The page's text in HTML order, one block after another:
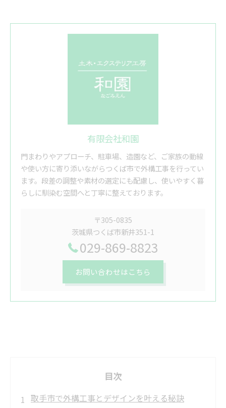
有限会社和園
門まわりやアプローチ、駐車場、造園など、ご家族の動線
や使い方に寄り添いながらつくば市で外構工事を行ってい
ます。段差の調整や素材の選定にも配慮し、使いやすく暮
らしに馴染む空間へと丁寧に整えております。
〒305-0835
茨城県つくば市新井351-1
029-869-8823
お問い合わせはこちら
目次
取手市で外構工事とデザインを叶える秘訣